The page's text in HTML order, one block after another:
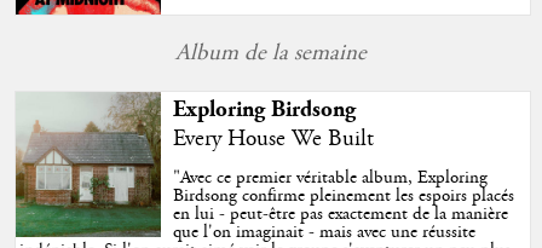
Album de la semaine
Exploring Birdsong
Every House We Built
"Avec ce premier véritable album, Exploring
Birdsong confirme pleinement les espoirs placés
en lui - peut-être pas exactement de la manière
que l'on imaginait - mais avec une réussite